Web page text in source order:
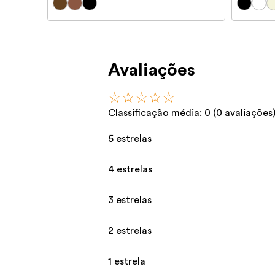
Avaliações
☆☆☆☆☆
Classificação média: 0 (0 avaliações)
5 estrelas
4 estrelas
3 estrelas
2 estrelas
1 estrela